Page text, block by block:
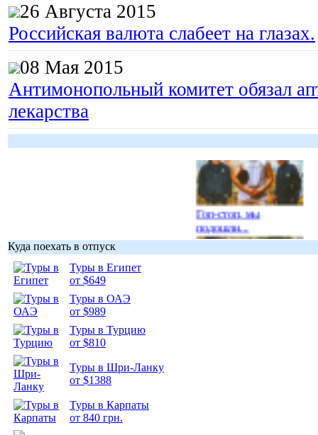
26 Августа 2015
Российская валюта слабеет на глазах.
08 Мая 2015
Антимонопольный комитет обязал
лекарства
Гоп-стоп, мы
подошли...
Куда поехать в отпуск
Туры в Египет
от $649
Туры в ОАЭ
от $989
Туры в Турцию
от $810
Туры в Шри-Ланку
от $1388
Туры в Карпаты
от 840 грн.